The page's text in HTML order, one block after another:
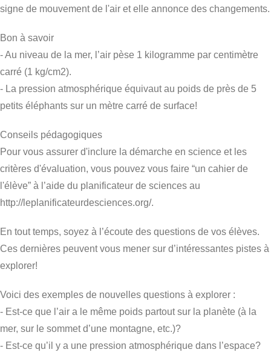
signe de mouvement de l'air et elle annonce des changements.
Bon à savoir
- Au niveau de la mer, l’air pèse 1 kilogramme par centimètre
carré (1 kg/cm2).
- La pression atmosphérique équivaut au poids de près de 5
petits éléphants sur un mètre carré de surface!
Conseils pédagogiques
Pour vous assurer d'inclure la démarche en science et les
critères d'évaluation, vous pouvez vous faire “un cahier de
l'élève” à l’aide du planificateur de sciences au
http://leplanificateurdesciences.org/.
En tout temps, soyez à l’écoute des questions de vos élèves.
Ces dernières peuvent vous mener sur d’intéressantes pistes à
explorer!
Voici des exemples de nouvelles questions à explorer :
- Est-ce que l’air a le même poids partout sur la planète (à la
mer, sur le sommet d’une montagne, etc.)?
- Est-ce qu’il y a une pression atmosphérique dans l’espace?